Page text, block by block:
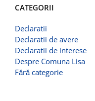
CATEGORII
Declaratii
Declaratii de avere
Declaratii de interese
Despre Comuna Lisa
Fără categorie